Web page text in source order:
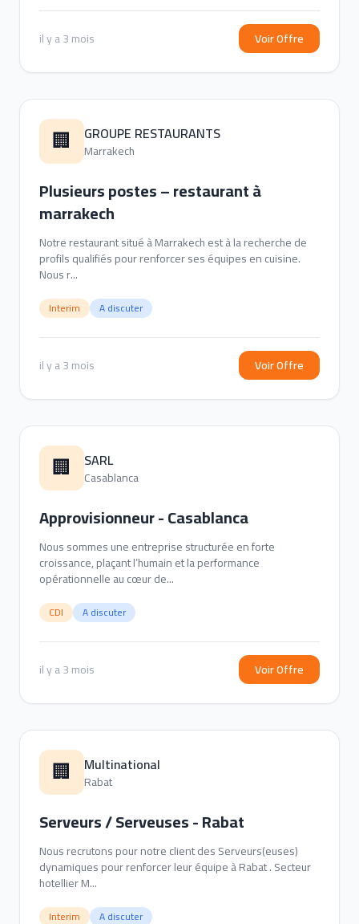
il y a 3 mois Voir Offre
🏢 GROUPE RESTAURANTS
Marrakech
Plusieurs postes – restaurant à
marrakech
Notre restaurant situé à Marrakech est à la recherche de
profils qualifiés pour renforcer ses équipes en cuisine.
Nous r...
Interim A discuter
il y a 3 mois Voir Offre
🏢 SARL
Casablanca
Approvisionneur - Casablanca
Nous sommes une entreprise structurée en forte
croissance, plaçant l’humain et la performance
opérationnelle au cœur de...
CDI A discuter
il y a 3 mois Voir Offre
🏢 Multinational
Rabat
Serveurs / Serveuses - Rabat
Nous recrutons pour notre client des Serveurs(euses)
dynamiques pour renforcer leur équipe à Rabat . Secteur
hotellier M...
Interim A discuter